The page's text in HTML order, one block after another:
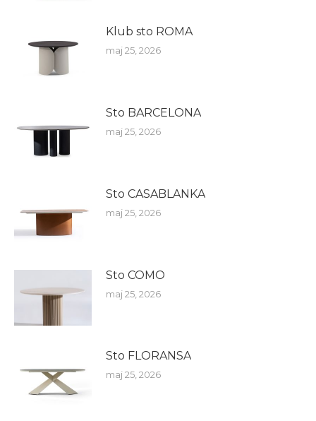
Klub sto ROMA
maj 25, 2026
Sto BARCELONA
maj 25, 2026
Sto CASABLANKA
maj 25, 2026
Sto COMO
maj 25, 2026
Sto FLORANSA
maj 25, 2026